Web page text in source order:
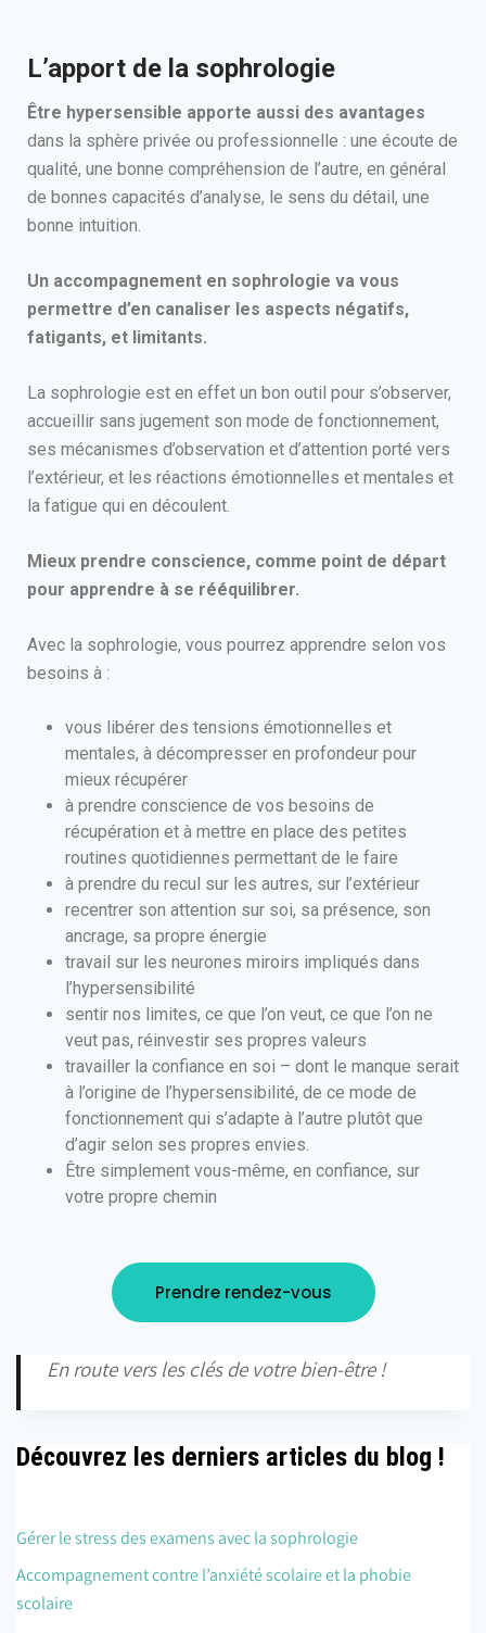
L’apport de la sophrologie
Être hypersensible apporte aussi des avantages
dans la sphère privée ou professionnelle : une écoute de
qualité, une bonne compréhension de l’autre, en général
de bonnes capacités d’analyse, le sens du détail, une
bonne intuition.
Un accompagnement en sophrologie va vous
permettre d’en canaliser les aspects négatifs,
fatigants, et limitants.
La sophrologie est en effet un bon outil pour s’observer,
accueillir sans jugement son mode de fonctionnement,
ses mécanismes d’observation et d’attention porté vers
l’extérieur, et les réactions émotionnelles et mentales et
la fatigue qui en découlent.
Mieux prendre conscience, comme point de départ
pour apprendre à se rééquilibrer.
Avec la sophrologie, vous pourrez apprendre selon vos
besoins à :
vous libérer des tensions émotionnelles et
mentales, à décompresser en profondeur pour
mieux récupérer
à prendre conscience de vos besoins de
récupération et à mettre en place des petites
routines quotidiennes permettant de le faire
à prendre du recul sur les autres, sur l’extérieur
recentrer son attention sur soi, sa présence, son
ancrage, sa propre énergie
travail sur les neurones miroirs impliqués dans
l’hypersensibilité
sentir nos limites, ce que l’on veut, ce que l’on ne
veut pas, réinvestir ses propres valeurs
travailler la confiance en soi – dont le manque serait
à l’origine de l’hypersensibilité, de ce mode de
fonctionnement qui s’adapte à l’autre plutôt que
d’agir selon ses propres envies.
Être simplement vous-même, en confiance, sur
votre propre chemin
Prendre rendez-vous
En route vers les clés de votre bien-être !
Découvrez les derniers articles du blog !
Gérer le stress des examens avec la sophrologie
Accompagnement contre l’anxiété scolaire et la phobie
scolaire